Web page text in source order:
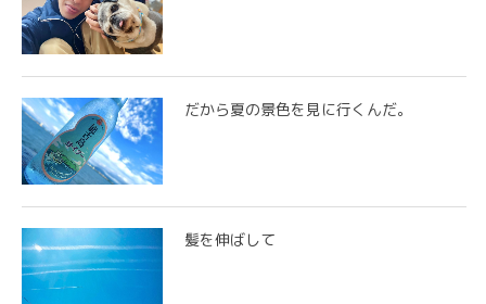
だから夏の景色を見に行くんだ。
髪を伸ばして